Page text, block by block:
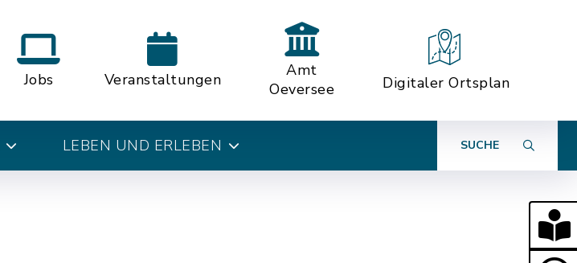
Jobs Veranstaltungen
Amt
Oeversee
Digitaler Ortsplan
LEBEN UND ERLEBEN SUCHE